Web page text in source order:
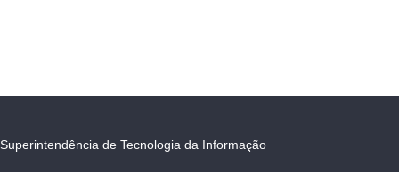
Superintendência de Tecnologia da Informação